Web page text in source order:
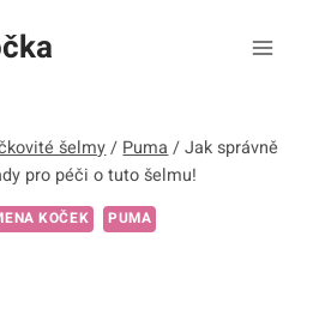
šelmy / Puma / Jak správně
pro péči o tuto šelmu!
KOČEK PUMA